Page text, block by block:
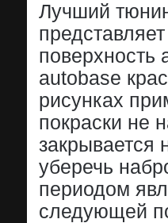
Лучший
поверхность
autobase
рисунках
покраски не
закрывается
уберечь
периодом
следующей